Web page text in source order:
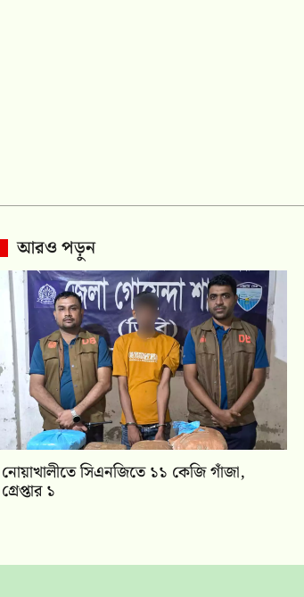
আরও পড়ুন
নোয়াখালীতে সিএনজিতে ১১ কেজি গাঁজা,
গ্রেপ্তার ১